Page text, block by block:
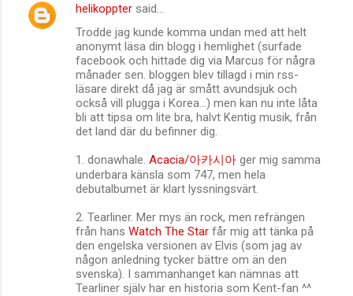
C
helikoppter said…
Trodde jag kunde komma undan med att helt
anonymt läsa din blogg i hemlighet (surfade
facebook och hittade dig via Marcus för några
månader sen. bloggen blev tillagd i min rss-
läsare direkt då jag är smått avundsjuk och
också vill plugga i Korea...) men kan nu inte låta
bli att tipsa om lite bra, halvt Kentig musik, från
det land där du befinner dig.
1. donawhale. Acacia/아카시아 ger mig samma
underbara känsla som 747, men hela
debutalbumet är klart lyssningsvärt.
2. Tearliner. Mer mys än rock, men refrängen
från hans Watch The Star får mig att tänka på
den engelska versionen av Elvis (som jag av
någon anledning tycker bättre om än den
svenska). I sammanhanget kan nämnas att
Tearliner själv har en historia som Kent-fan ^^